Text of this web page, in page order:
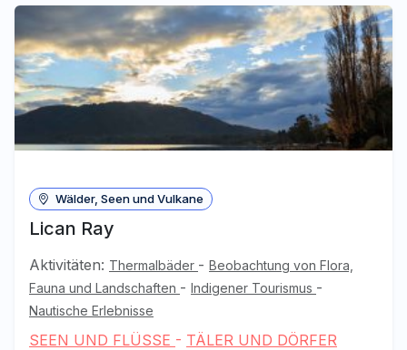
Wälder, Seen und Vulkane
Lican Ray
Aktivitäten: Thermalbäder - Beobachtung von Flora,
Fauna und Landschaften - Indigener Tourismus -
Nautische Erlebnisse
SEEN UND FLÜSSE - TÄLER UND DÖRFER